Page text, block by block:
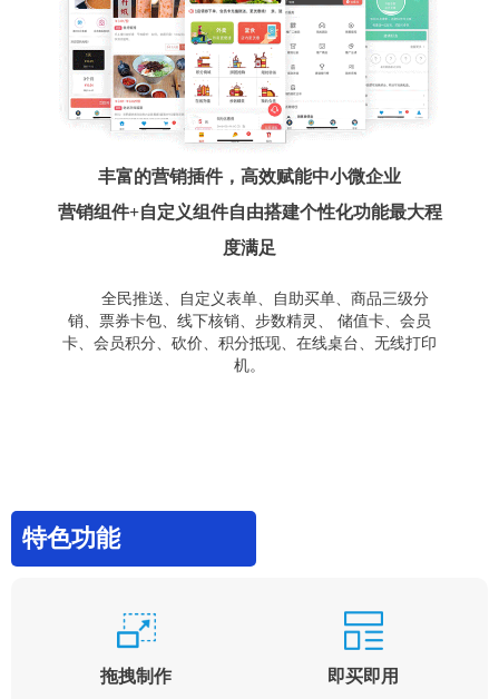
丰富的营销插件，高效赋能中小微企业
营销组件+自定义组件自由搭建个性化功能最大程
度满足
全民推送、自定义表单、自助买单、商品三级分
销、票券卡包、线下核销、步数精灵、 储值卡、会员
卡、会员积分、砍价、积分抵现、在线桌台、无线打印
机。
特色功能
拖拽制作 即买即用